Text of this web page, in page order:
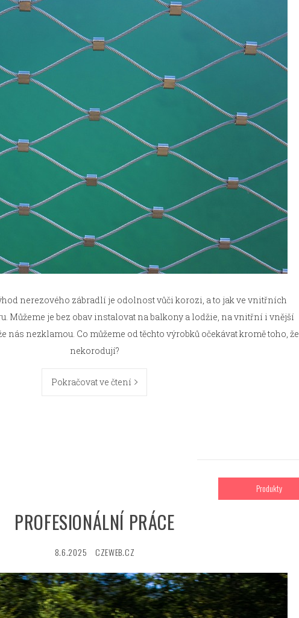
nerezového zábradlí je odolnost vůči korozi, a to jak ve vnitřních
Můžeme je bez obav instalovat na balkony a lodžie, na vnitřní i vnější
nás nezklamou. Co můžeme od těchto výrobků očekávat kromě toho, že
nekorodují?
Pokračovat ve čtení
Produkty
PROFESIONÁLNÍ PRÁCE
8.6.2025 CZEWEB.CZ